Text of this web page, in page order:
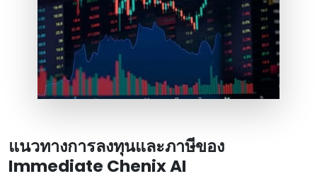
แนวทางการลงทุนและภาษีของ
Immediate Chenix AI